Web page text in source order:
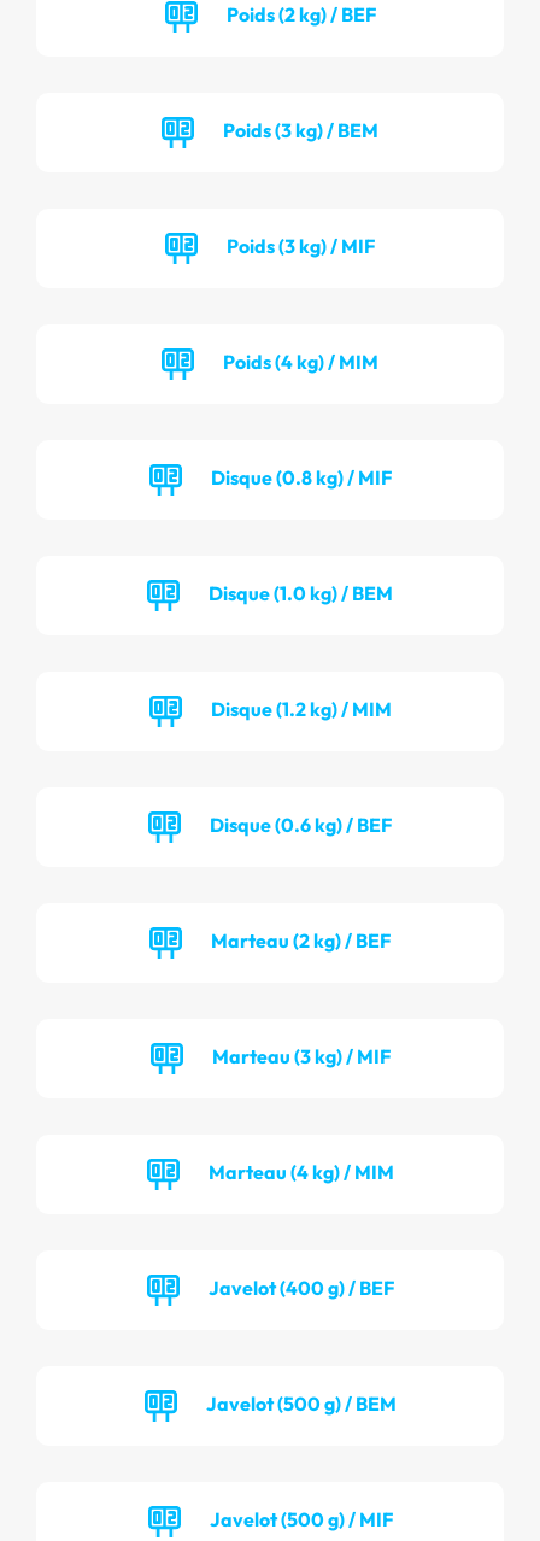
Poids (2 kg) / BEF
Poids (3 kg) / BEM
Poids (3 kg) / MIF
Poids (4 kg) / MIM
Disque (0.8 kg) / MIF
Disque (1.0 kg) / BEM
Disque (1.2 kg) / MIM
Disque (0.6 kg) / BEF
Marteau (2 kg) / BEF
Marteau (3 kg) / MIF
Marteau (4 kg) / MIM
Javelot (400 g) / BEF
Javelot (500 g) / BEM
Javelot (500 g) / MIF